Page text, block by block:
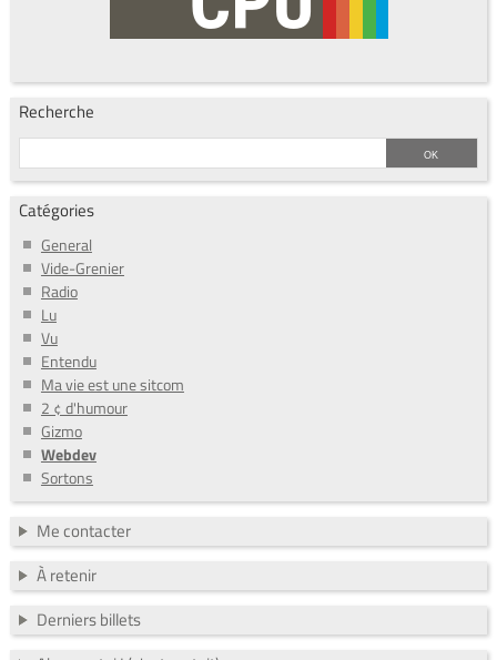
Recherche
Catégories
General
Vide-Grenier
Radio
Lu
Vu
Entendu
Ma vie est une sitcom
2 ¢ d'humour
Gizmo
Webdev
Sortons
Me contacter
À retenir
Derniers billets